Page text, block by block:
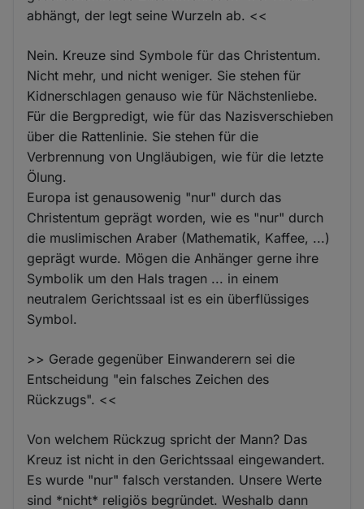
abhängt, der legt seine Wurzeln ab. <<
Nein. Kreuze sind Symbole für das Christentum.
Nicht mehr, und nicht weniger. Sie stehen für
Kidnerschlagen genauso wie für Nächstenliebe.
Für die Bergpredigt, wie für das Nazisverschieben
über die Rattenlinie. Sie stehen für die
Verbrennung von Ungläubigen, wie für die letzte
Ölung.
Europa ist genausowenig "nur" durch das
Christentum geprägt worden, wie es "nur" durch
die muslimischen Araber (Mathematik, Kaffee, ...)
geprägt wurde. Mögen die Anhänger gerne ihre
Symbolik um den Hals tragen ... in einem
neutralem Gerichtssaal ist es ein überflüssiges
Symbol.
>> Gerade gegenüber Einwanderern sei die
Entscheidung "ein falsches Zeichen des
Rückzugs". <<
Von welchem Rückzug spricht der Mann? Das
Kreuz ist nicht in den Gerichtssaal eingewandert.
Es wurde "nur" falsch verstanden. Unsere Werte
sind *nicht* religiös begründet. Weshalb dann